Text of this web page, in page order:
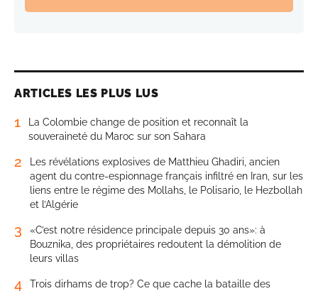
ARTICLES LES PLUS LUS
1
La Colombie change de position et reconnaît la
souveraineté du Maroc sur son Sahara
2
Les révélations explosives de Matthieu Ghadiri, ancien
agent du contre-espionnage français infiltré en Iran, sur les
liens entre le régime des Mollahs, le Polisario, le Hezbollah
et l’Algérie
3
«C’est notre résidence principale depuis 30 ans»: à
Bouznika, des propriétaires redoutent la démolition de
leurs villas
4
Trois dirhams de trop? Ce que cache la bataille des